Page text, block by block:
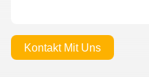
Kontakt Mit Uns